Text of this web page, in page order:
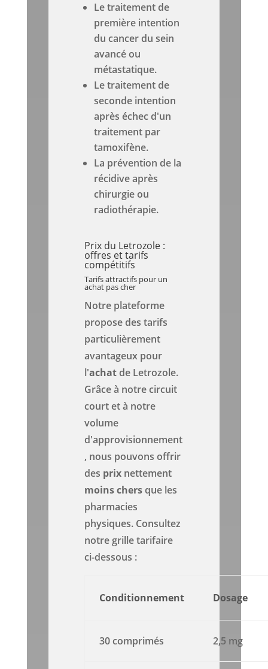
Le traitement de
première intention
du cancer du sein
avancé ou
métastatique.
Le traitement de
seconde intention
après échec d'un
traitement par
tamoxifène.
La prévention de la
récidive après
chirurgie ou
radiothérapie.
Prix du Letrozole :
offres et tarifs
compétitifs
Tarifs attractifs pour un
achat pas cher
Notre plateforme
propose des tarifs
particulièrement
avantageux pour
l'achatde Letrozole.
Grâce à notre circuit
court et à notre
volume
d'approvisionnement
, nous pouvons offrir
des prix nettement
moins chersque les
pharmacies
physiques. Consultez
notre grille tarifaire
ci-dessous :
Conditionnement Dosage
30 comprimés 2,5 mg